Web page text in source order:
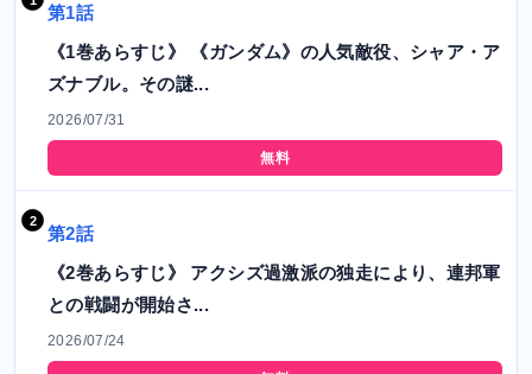
第1話
《1巻あらすじ》 《ガンダム》の人気敵役、シャア・ア
ズナブル。その謎...
2026/07/31
無料
第2話
《2巻あらすじ》 アクシズ過激派の独走により、連邦軍
との戦闘が開始さ...
2026/07/24